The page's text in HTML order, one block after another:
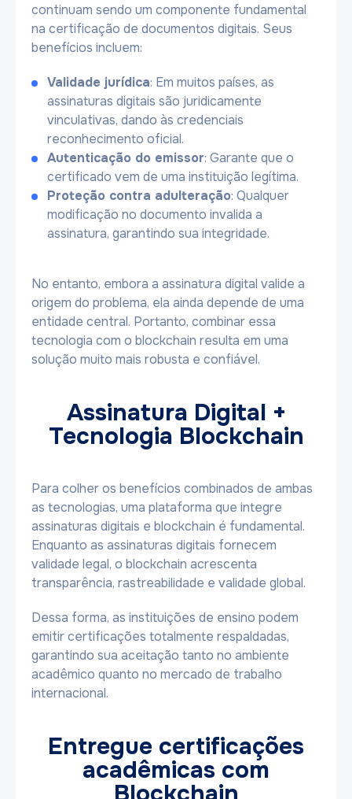
continuam sendo um componente fundamental
na certificação de documentos digitais. Seus
benefícios incluem:
Validade jurídica: Em muitos países, as
assinaturas digitais são juridicamente
vinculativas, dando às credenciais
reconhecimento oficial.
Autenticação do emissor: Garante que o
certificado vem de uma instituição legítima.
Proteção contra adulteração: Qualquer
modificação no documento invalida a
assinatura, garantindo sua integridade.
No entanto, embora a assinatura digital valide a
origem do problema, ela ainda depende de uma
entidade central. Portanto, combinar essa
tecnologia com o blockchain resulta em uma
solução muito mais robusta e confiável.
Assinatura Digital +
Tecnologia Blockchain
Para colher os benefícios combinados de ambas
as tecnologias, uma plataforma que integre
assinaturas digitais e blockchain é fundamental.
Enquanto as assinaturas digitais fornecem
validade legal, o blockchain acrescenta
transparência, rastreabilidade e validade global.
Dessa forma, as instituições de ensino podem
emitir certificações totalmente respaldadas,
garantindo sua aceitação tanto no ambiente
acadêmico quanto no mercado de trabalho
internacional.
Entregue certificações
acadêmicas com